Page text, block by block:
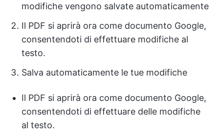
modifiche vengono salvate automaticamente
Il PDF si aprirà ora come documento Google,
consentendoti di effettuare modifiche al
testo.
Salva automaticamente le tue modifiche
Il PDF si aprirà ora come documento Google,
consentendoti di effettuare delle modifiche
al testo.